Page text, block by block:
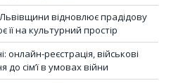
відновлює прадідову
її на культурний простір
реєстрація, військові
сім’ї в умовах війни